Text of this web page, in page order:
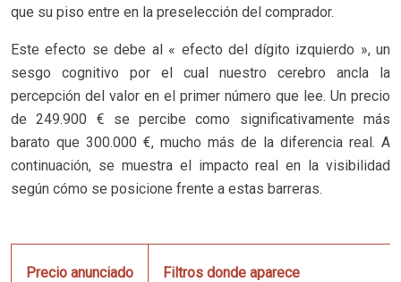
que su piso entre en la preselección del comprador.
Este efecto se debe al « efecto del dígito izquierdo », un
sesgo cognitivo por el cual nuestro cerebro ancla la
percepción del valor en el primer número que lee. Un precio
de 249.900 € se percibe como significativamente más
barato que 300.000 €, mucho más de la diferencia real. A
continuación, se muestra el impacto real en la visibilidad
según cómo se posicione frente a estas barreras.
Precio anunciado Filtros donde aparece